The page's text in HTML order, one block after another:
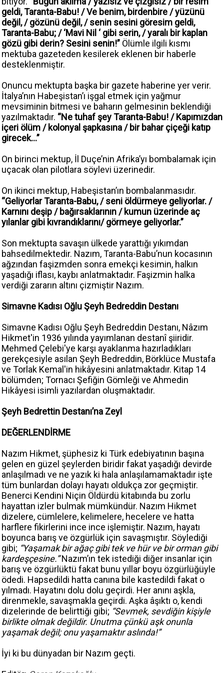
geldi, Taranta-Babu! / Ve benim, birdenbire / yüzünü
değil, / gözünü değil, / senin sesini göresim geldi,
Taranta-Babu; / ‘Mavi Nil ‘ gibi serin, / yaralı bir kaplan
gözü gibi derin? Sesini senin!” Ölümle ilgili kısmı
mektuba gazeteden kesilerek eklenen bir haberle
desteklenmiştir.
Onuncu mektupta başka bir gazete haberine yer verir.
İtalya’nın Habeşistan’ı işgal etmek için yağmur
mevsiminin bitmesi ve baharın gelmesinin beklendiği
yazılmaktadır. “Ne tuhaf şey Taranta-Babu! / Kapımızdan
içeri ölüm / kolonyal şapkasına / bir bahar çiçeği katıp
girecek…”
On birinci mektup, İl Duçe’nin Afrika’yı bombalamak için
uçacak olan pilotlara söylevi üzerinedir.
On ikinci mektup, Habeşistan’ın bombalanmasıdır.
“Geliyorlar Taranta-Babu, / seni öldürmeye geliyorlar. /
Karnını deşip / bağırsaklarının / kumun üzerinde aç
yılanlar gibi kıvrandıklarını/ görmeye geliyorlar.”
Son mektupta savaşın ülkede yarattığı yıkımdan
bahsedilmektedir. Nazım, Taranta-Babu’nun kocasının
ağzından faşizmden sonra emekçi kesimin, halkın
yaşadığı iflası, kaybı anlatmaktadır. Faşizmin halka
verdiği zararın altını çizmiştir Nazım.
Simavne Kadısı Oğlu Şeyh Bedreddin Destanı
Simavne Kadısı Oğlu Şeyh Bedreddin Destanı, Nâzım
Hikmet'in 1936 yılında yayımlanan destanî şiiridir.
Mehmed Çelebi'ye karşı ayaklanma hazırladıkları
gerekçesiyle asılan Şeyh Bedreddin, Börklüce Mustafa
ve Torlak Kemal'in hikâyesini anlatmaktadır. Kitap 14
bölümden; Tornacı Şefiğin Gömleği ve Ahmedin
Hikâyesi isimli yazılardan oluşmaktadır.
Şeyh Bedrettin Destanı’na Zeyl
DEĞERLENDİRME
Nazım Hikmet, şüphesiz ki Türk edebiyatının başına
gelen en güzel şeylerden biridir fakat yaşadığı devirde
anlaşılmadı ve ne yazık ki hala anlaşılamamaktadır işte
tüm bunlardan dolayı hayatı oldukça zor geçmiştir.
Benerci Kendini Niçin Öldürdü kitabında bu zorlu
hayattan izler bulmak mümkündür. Nazım Hikmet
dizelere, cümlelere, kelimelere, hecelere ve hatta
harflere fikirlerini ince ince işlemiştir. Nazım, hayatı
boyunca barış ve özgürlük için savaşmıştır. Söylediği
gibi; “Yaşamak bir ağaç gibi tek ve hür ve bir orman gibi
kardeşçesine.”Nazım’ın tek istediği diğer insanlar için
barış ve özgürlüktü fakat bunu yıllar boyu özgürlüğüyle
ödedi. Hapsedildi hatta canına bile kastedildi fakat o
yılmadı. Hayatını dolu dolu geçirdi. Her anını aşkla,
direnmekle, savaşmakla geçirdi. Aşka âşıktı o, kendi
dizelerinde de belirttiği gibi; “Sevmek, sevdiğin kişiyle
birlikte olmak değildir. Unutma çünkü aşk onunla
yaşamak değil; onu yaşamaktır aslında!”
İyi ki bu dünyadan bir Nazım geçti.